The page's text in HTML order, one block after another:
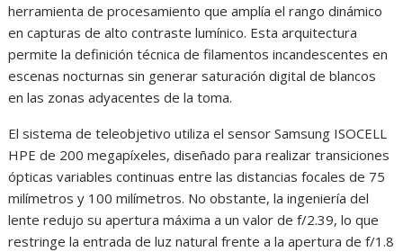
herramienta de procesamiento que amplía el rango dinámico
en capturas de alto contraste lumínico. Esta arquitectura
permite la definición técnica de filamentos incandescentes en
escenas nocturnas sin generar saturación digital de blancos
en las zonas adyacentes de la toma.
El sistema de teleobjetivo utiliza el sensor Samsung ISOCELL
HPE de 200 megapíxeles, diseñado para realizar transiciones
ópticas variables continuas entre las distancias focales de 75
milímetros y 100 milímetros. No obstante, la ingeniería del
lente redujo su apertura máxima a un valor de f/2.39, lo que
restringe la entrada de luz natural frente a la apertura de f/1.8